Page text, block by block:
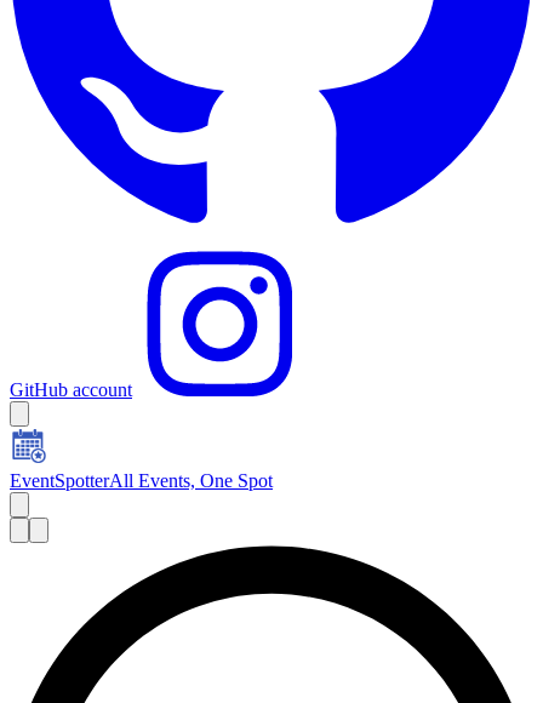
GitHub account
EventSpotterAll Events, One Spot